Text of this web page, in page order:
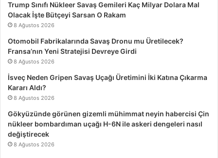
Trump Sınıfı Nükleer Savaş Gemileri Kaç Milyar Dolara Mal
Olacak İşte Bütçeyi Sarsan O Rakam
8 Ağustos 2026
Otomobil Fabrikalarında Savaş Dronu mu Üretilecek?
Fransa’nın Yeni Stratejisi Devreye Girdi
8 Ağustos 2026
İsveç Neden Gripen Savaş Uçağı Üretimini İki Katına Çıkarma
Kararı Aldı?
8 Ağustos 2026
Gökyüzünde görünen gizemli mühimmat neyin habercisi Çin
nükleer bombardıman uçağı H-6N ile askeri dengeleri nasıl
değiştirecek
8 Ağustos 2026